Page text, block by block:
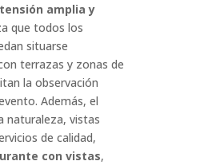
amplia y
que todos los
situarse
terrazas y zonas de
la observación
Además, el
naturaleza, vistas
de calidad,
con vistas,